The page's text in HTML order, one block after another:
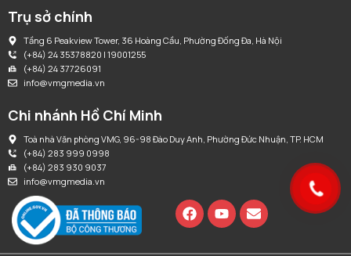
Trụ sở chính
Tầng 6 Peakview Tower, 36 Hoàng Cầu, Phường Đống Đa, Hà Nội
(+84) 24 35378820 | 19001255
(+84) 24 37726091
info@vmgmedia.vn
Chi nhánh Hồ Chí Minh
Toà nhà Văn phòng VMG, 96-98 Đào Duy Anh, Phường Đức Nhuận, TP. HCM
(+84) 283 999 0998
(+84) 283 930 9037
info@vmgmedia.vn